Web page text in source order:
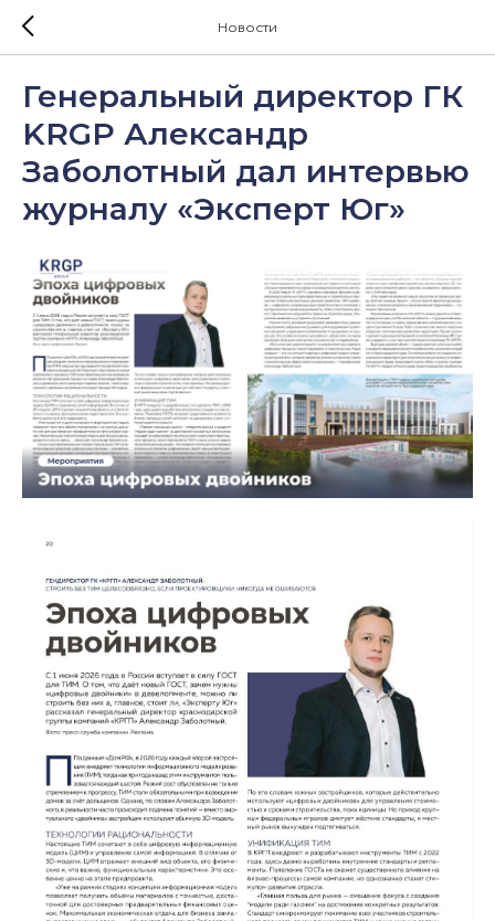
Новости
Генеральный директор ГК
KRGP Александр
Заболотный дал интервью
журналу «Эксперт Юг»